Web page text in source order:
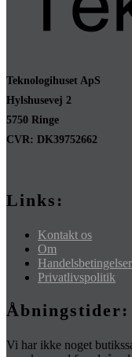
Teknologihuset ApS
Hylshusevej 2
5750 Ringe
CVR: DK39752662
Links:
Kontakt os
Om
Handelsbetingelser
Privatlivspolitik
Åbningstider:
Vi har ikke noget